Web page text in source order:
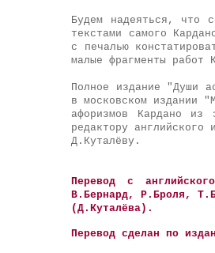
Будем надеяться, что
текстами самого
с печалью
малые фрагменты работ
Полное издание "Души
в московском издании
афоризмов Кардано из
редактору
Д.Куталёву.
Перевод с
В.Бернард, Р.Броля,
(Д.Куталёва).
Перевод сделан по